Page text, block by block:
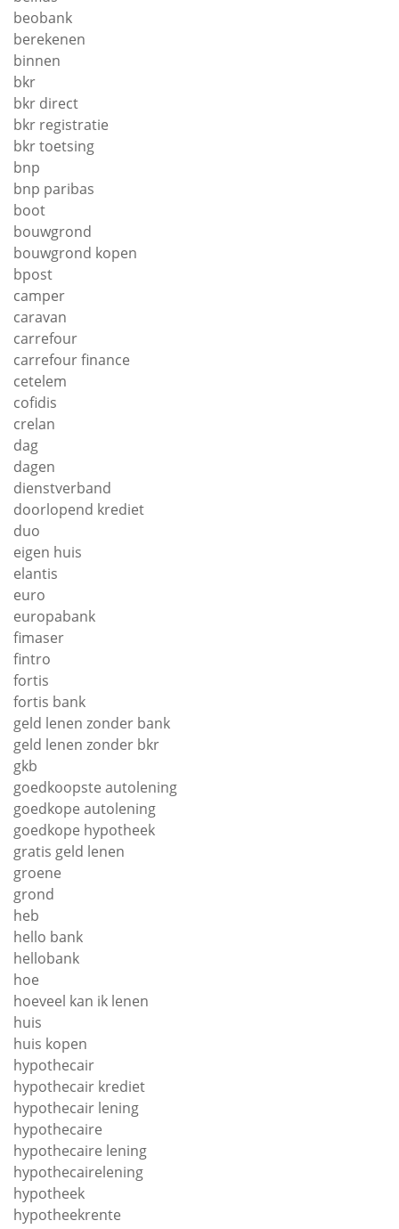
beobank
berekenen
binnen
bkr
bkr direct
bkr registratie
bkr toetsing
bnp
bnp paribas
boot
bouwgrond
bouwgrond kopen
bpost
camper
caravan
carrefour
carrefour finance
cetelem
cofidis
crelan
dag
dagen
dienstverband
doorlopend krediet
duo
eigen huis
elantis
euro
europabank
fimaser
fintro
fortis
fortis bank
geld lenen zonder bank
geld lenen zonder bkr
gkb
goedkoopste autolening
goedkope autolening
goedkope hypotheek
gratis geld lenen
groene
grond
heb
hello bank
hellobank
hoe
hoeveel kan ik lenen
huis
huis kopen
hypothecair
hypothecair krediet
hypothecair lening
hypothecaire
hypothecaire lening
hypothecairelening
hypotheek
hypotheekrente